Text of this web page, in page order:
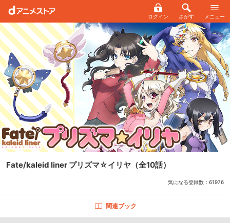
ログイン さがす メニュー
Fate/kaleid liner プリズマ☆イリヤ （全10話）
気になる登録数： 61976
関連ブック